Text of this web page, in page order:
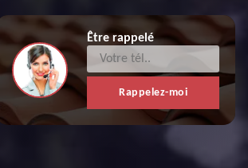
Être rappelé